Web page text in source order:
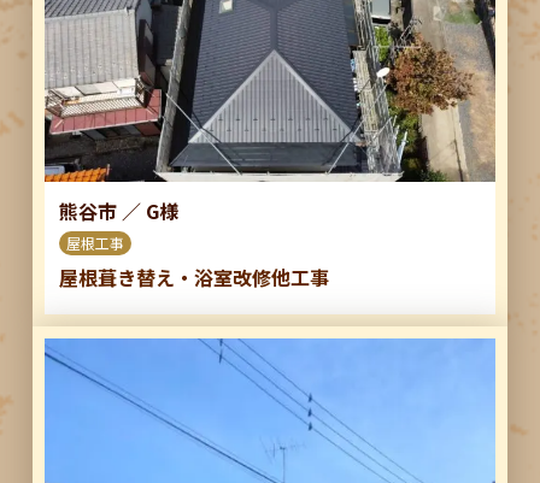
熊谷市 ／ G様
屋根工事
屋根葺き替え・浴室改修他工事